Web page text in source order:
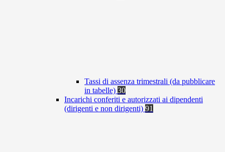
Tassi di assenza trimestrali (da pubblicare
in tabelle) 30
Incarichi conferiti e autorizzati ai dipendenti
(dirigenti e non dirigenti) 91